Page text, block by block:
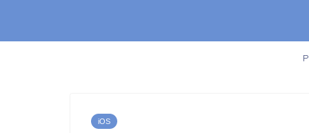
iOS